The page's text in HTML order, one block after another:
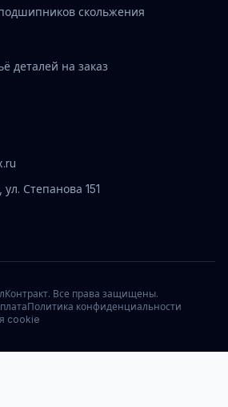
скольжения
деталей на заказ
Степанова 151
Все права защищены.
Политика конфиденциальности
cookie